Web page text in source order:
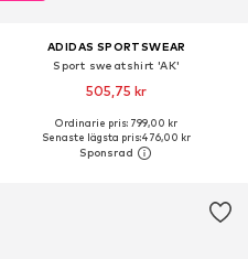
ADIDAS SPORTSWEAR
Sport sweatshirt 'AK'
505,75 kr
Tillgängliga storlekar: XS, S, M, L, XL
Lägg till i varukorgen
Ordinarie pris: 799,00 kr
Senaste lägsta pris:476,00 kr